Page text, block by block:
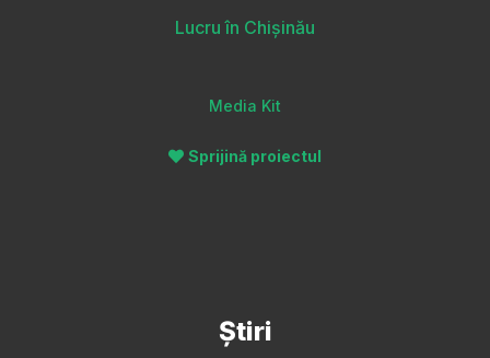
Lucru în Chișinău
Media Kit
Sprijină proiectul
Știri